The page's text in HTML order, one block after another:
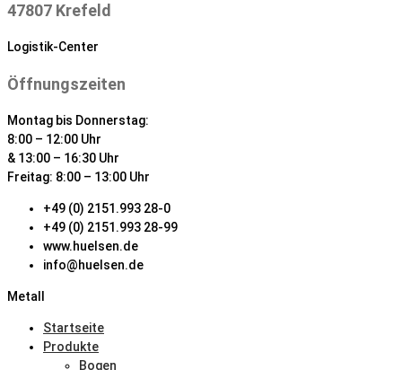
47807 Krefeld
Logistik-Center
Öffnungszeiten
Montag bis Donnerstag:
8:00 – 12:00 Uhr
& 13:00 – 16:30 Uhr
Freitag: 8:00 – 13:00 Uhr
+49 (0) 2151.993 28-0
+49 (0) 2151.993 28-99
www.huelsen.de
info@huelsen.de
Metall
Startseite
Produkte
Bogen